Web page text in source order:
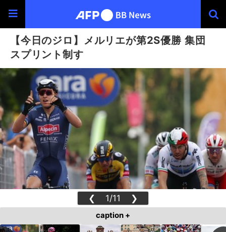
【今日のジロ】メルリエが第2S優勝 集団
スプリント制す
❮ 1/11 ❯
caption +